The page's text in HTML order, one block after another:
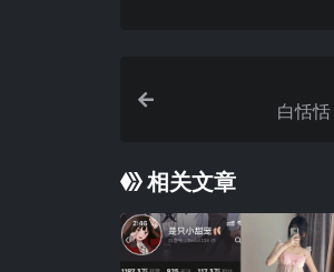
相关文章